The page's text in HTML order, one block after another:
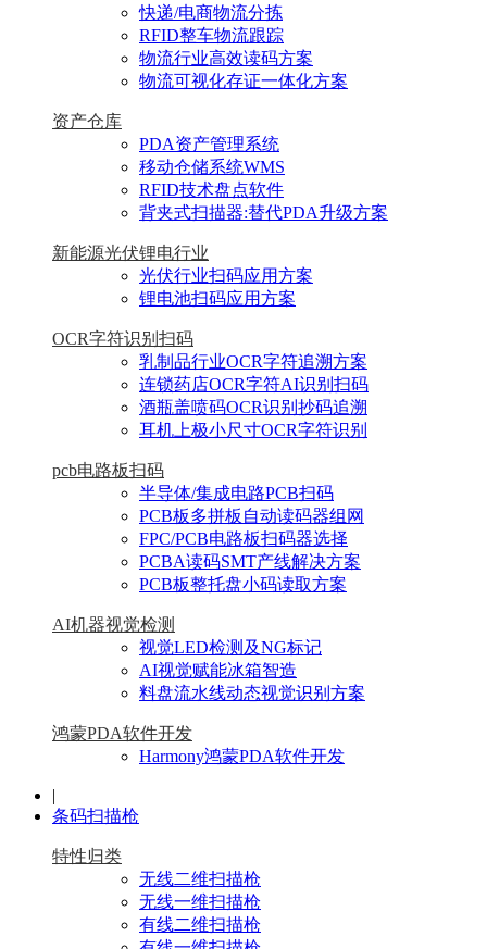
快递/电商物流分拣
RFID整车物流跟踪
物流行业高效读码方案
物流可视化存证一体化方案
资产仓库
PDA资产管理系统
移动仓储系统WMS
RFID技术盘点软件
背夹式扫描器:替代PDA升级方案
新能源光伏锂电行业
光伏行业扫码应用方案
锂电池扫码应用方案
OCR字符识别扫码
乳制品行业OCR字符追溯方案
连锁药店OCR字符AI识别扫码
酒瓶盖喷码OCR识别抄码追溯
耳机上极小尺寸OCR字符识别
pcb电路板扫码
半导体/集成电路PCB扫码
PCB板多拼板自动读码器组网
FPC/PCB电路板扫码器选择
PCBA读码SMT产线解决方案
PCB板整托盘小码读取方案
AI机器视觉检测
视觉LED检测及NG标记
AI视觉赋能冰箱智造
料盘流水线动态视觉识别方案
鸿蒙PDA软件开发
Harmony鸿蒙PDA软件开发
|
条码扫描枪
特性归类
无线二维扫描枪
无线一维扫描枪
有线二维扫描枪